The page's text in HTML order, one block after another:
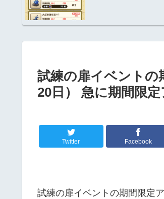
試練の扉イベントの
20日） 急に期間限
Twitter Facebook
試練の扉イベントの期間限定